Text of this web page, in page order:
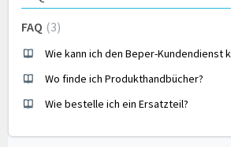
FAQ 3
Wie kann ich den Beper-Kundendienst
Wo finde ich Produkthandbücher?
Wie bestelle ich ein Ersatzteil?